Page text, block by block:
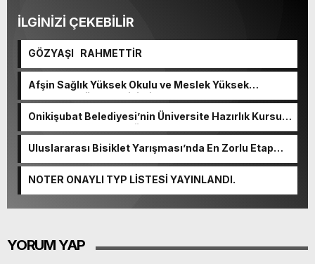
İLGİNİZİ ÇEKEBİLİR
GÖZYAŞI RAHMETTİR
Afşin Sağlık Yüksek Okulu ve Meslek Yüksek
Okulunda görev değişimi!
Onikişubat Belediyesi’nin Üniversite Hazırlık Kursu
başvurularında son gün 7 Ağustos.
Uluslararası Bisiklet Yarışması’nda En Zorlu Etap
NOTER ONAYLI TYP LİSTESİ YAYINLANDI.
YORUM YAP